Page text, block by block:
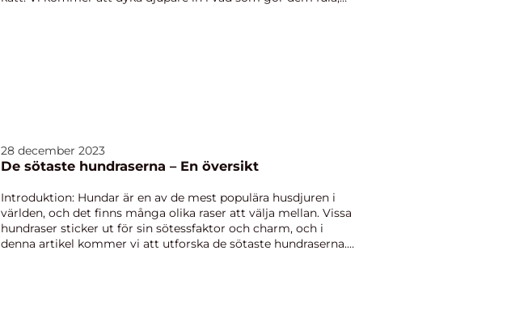
28 december 2023
De sötaste hundraserna – En översikt
Introduktion: Hundar är en av de mest populära husdjuren i
världen, och det finns många olika raser att välja mellan. Vissa
hundraser sticker ut för sin sötessfaktor och charm, och i
denna artikel kommer vi att utforska de sötaste hundraserna.